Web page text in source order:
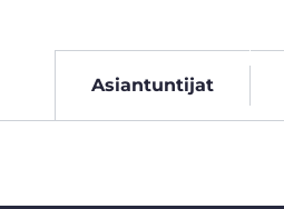
Asiantuntijat